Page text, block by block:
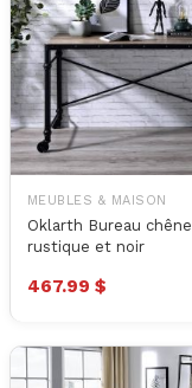
MEUBLES & MAISON
Oklarth Bureau chêne
rustique et noir
467.99 $